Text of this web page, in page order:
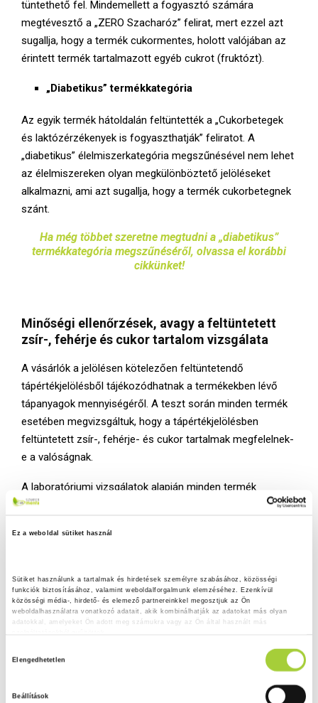
Ez a weboldal sütiket használ
Sütiket használunk a tartalmak és hirdetések személyre szabásához, közösségi
funkciók biztosításához, valamint weboldalforgalmunk elemzéséhez. Ezenkívül
közösségi média-, hirdető- és elemező partnereinkkel megosztjuk az Ön
weboldalhasználatra vonatkozó adatait, akik kombinálhatják az adatokat más olyan
adatokkal, amelyeket Ön adott meg számukra vagy az Ön által használt más
Elengedhetetlen
Beállítások
tüntethető fel. Mindemellett a fogyasztó számára
megtévesztő a „ZERO Szacharóz” felirat, mert ezzel azt
sugallja, hogy a termék cukormentes, holott valójában az
érintett termék tartalmazott egyéb cukrot (fruktózt).
„Diabetikus” termékkategória
Az egyik termék hátoldalán feltüntették a „Cukorbetegek
és laktózérzékenyek is fogyaszthatják” feliratot. A
„diabetikus” élelmiszerkategória megszűnésével nem lehet
az élelmiszereken olyan megkülönböztető jelöléseket
alkalmazni, ami azt sugallja, hogy a termék cukorbetegnek
szánt.
Ha még többet szeretne megtudni a „diabetikus”
termékkategória megszűnéséről, olvassa el korábbi
cikkünket!
Minőségi ellenőrzések, avagy a feltüntetett
zsír-, fehérje és cukor tartalom vizsgálata
A vásárlók a jelölésen kötelezően feltüntetendő
tápértékjelölésből tájékozódhatnak a termékekben lévő
tápanyagok mennyiségéről. A teszt során minden termék
esetében megvizsgáltuk, hogy a tápértékjelölésben
feltüntetett zsír-, fehérje- és cukor tartalmak megfelelnek-
e a valóságnak.
A laboratóriumi vizsgálatok alapján minden termék
tápértékjelölése megfelel az abban foglaltaknak. A
útmutatót, amely meghatározott toleranciát megenged.
Egy termék esetében a laboratóriumi vizsgálat során
kapott zsírtartalom érték alacsonyabb volt, mint a
felelős vállalkozót hivatalunk kötelezi a hiba javítására.